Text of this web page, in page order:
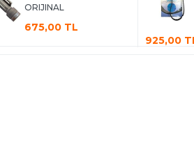
ORIJINAL
675,00 TL
925,00